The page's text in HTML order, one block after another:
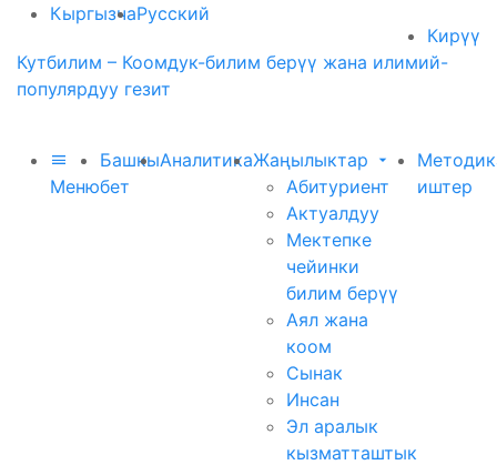
КыргызчаРусский
Кирүү
Кутбилим – Коомдук-билим берүү жана илимий-
популярдуу гезит
Меню
Башкы
бет
АналитикаЖаңылыктар
Абитуриент
Актуалдуу
Мектепке
чейинки
билим берүү
Аял жана
коом
Сынак
Инсан
Эл аралык
кызматташтык
иштер